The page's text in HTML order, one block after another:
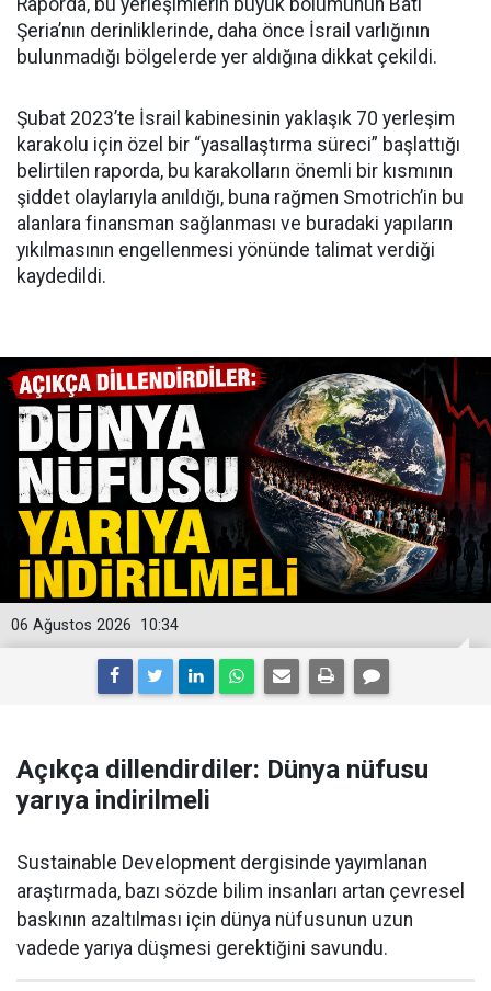
Şeria’nın derinliklerinde, daha önce İsrail varlığının
bulunmadığı bölgelerde yer aldığına dikkat çekildi.
Şubat 2023’te İsrail kabinesinin yaklaşık 70 yerleşim
karakolu için özel bir “yasallaştırma süreci” başlattığı
belirtilen raporda, bu karakolların önemli bir kısmının
şiddet olaylarıyla anıldığı, buna rağmen Smotrich’in bu
alanlara finansman sağlanması ve buradaki yapıların
yıkılmasının engellenmesi yönünde talimat verdiği
kaydedildi.
10:34
06 Ağustos 2026
Açıkça dillendirdiler: Dünya nüfusu
yarıya indirilmeli
Sustainable Development dergisinde yayımlanan
araştırmada, bazı sözde bilim insanları artan çevresel
baskının azaltılması için dünya nüfusunun uzun
vadede yarıya düşmesi gerektiğini savundu.